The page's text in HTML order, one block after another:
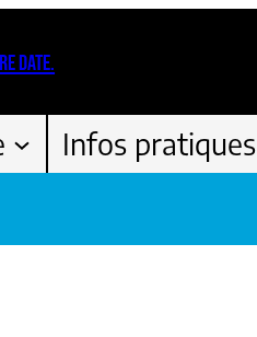
DATE.
Infos pratiques